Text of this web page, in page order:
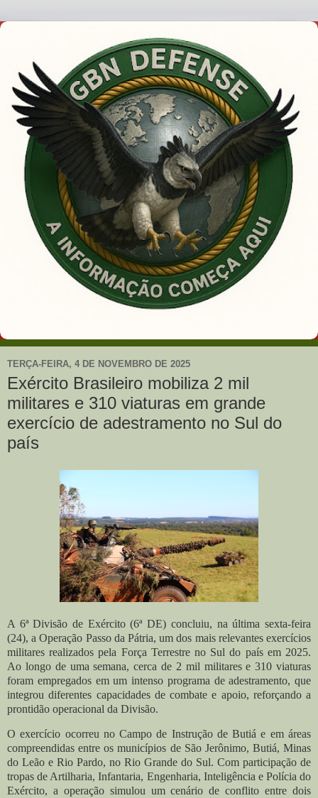
TERÇA-FEIRA, 4 DE NOVEMBRO DE 2025
Exército Brasileiro mobiliza 2 mil
militares e 310 viaturas em grande
exercício de adestramento no Sul do
país
A 6ª Divisão de Exército (6ª DE) concluiu, na última sexta-feira
(24), a Operação Passo da Pátria, um dos mais relevantes exercícios
militares realizados pela Força Terrestre no Sul do país em 2025.
Ao longo de uma semana, cerca de 2 mil militares e 310 viaturas
foram empregados em um intenso programa de adestramento, que
integrou diferentes capacidades de combate e apoio, reforçando a
prontidão operacional da Divisão.
O exercício ocorreu no Campo de Instrução de Butiá e em áreas
compreendidas entre os municípios de São Jerônimo, Butiá, Minas
do Leão e Rio Pardo, no Rio Grande do Sul. Com participação de
tropas de Artilharia, Infantaria, Engenharia, Inteligência e Polícia do
Exército, a operação simulou um cenário de conflito entre dois